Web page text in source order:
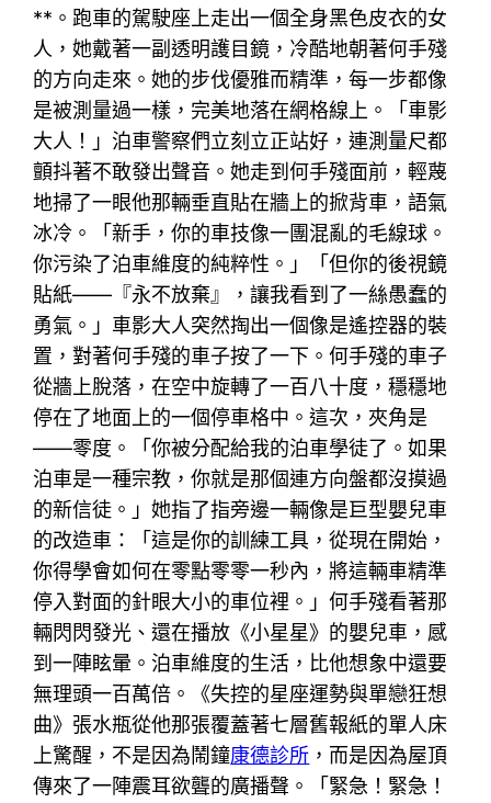
**。跑車的駕駛座上走出一個全身黑色皮衣的女
人，她戴著一副透明護目鏡，冷酷地朝著何手殘
的方向走來。她的步伐優雅而精準，每一步都像
是被測量過一樣，完美地落在網格線上。「車影
大人！」泊車警察們立刻立正站好，連測量尺都
顫抖著不敢發出聲音。她走到何手殘面前，輕蔑
地掃了一眼他那輛垂直貼在牆上的掀背車，語氣
冰冷。「新手，你的車技像一團混亂的毛線球。
你污染了泊車維度的純粹性。」「但你的後視鏡
貼紙——『永不放棄』，讓我看到了一絲愚蠢的
勇氣。」車影大人突然掏出一個像是遙控器的裝
置，對著何手殘的車子按了一下。何手殘的車子
從牆上脫落，在空中旋轉了一百八十度，穩穩地
停在了地面上的一個停車格中。這次，夾角是
——零度。「你被分配給我的泊車學徒了。如果
泊車是一種宗教，你就是那個連方向盤都沒摸過
的新信徒。」她指了指旁邊一輛像是巨型嬰兒車
的改造車：「這是你的訓練工具，從現在開始，
你得學會如何在零點零零一秒內，將這輛車精準
停入對面的針眼大小的車位裡。」何手殘看著那
輛閃閃發光、還在播放《小星星》的嬰兒車，感
到一陣眩暈。泊車維度的生活，比他想象中還要
無理頭一百萬倍。《失控的星座運勢與單戀狂想
曲》張水瓶從他那張覆蓋著七層舊報紙的單人床
上驚醒，不是因為鬧鐘康德診所 ，而是因為屋頂
傳來了一陣震耳欲聾的廣播聲。「緊急！緊急！